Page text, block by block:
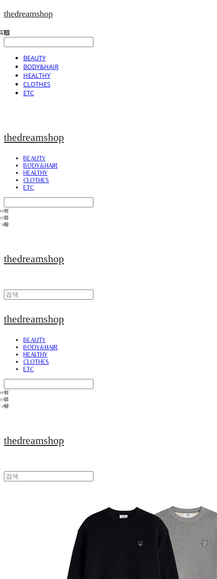
thedreamshop
BEAUTY
BODY&HAIR
HEALTHY
CLOTHES
ETC
thedreamshop
BEAUTY
BODY&HAIR
HEALTHY
CLOTHES
ETC
thedreamshop
thedreamshop
BEAUTY
BODY&HAIR
HEALTHY
CLOTHES
ETC
thedreamshop